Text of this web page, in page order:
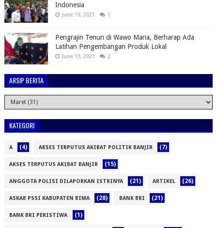
Indonesia
June 13, 2021 1
Pengrajin Tenun di Wawo Maria, Berharap Ada
Latihan Pengembangan Produk Lokal
June 13, 2021 2
ARSIP BERITA
KATEGORI
A (4) AKSES TERPUTUS AKIBAT POLITIK BANJIR (7)
AKSES TERPUTUS AKIBAT BANJIR (15)
ANGGOTA POLISI DILAPORKAN ISTRINYA (21) ARTIKEL (26)
ASKAB PSSI KABUPATEN BIMA (28) BANK BRI (21)
BANK BRI PERISTIWA (1)